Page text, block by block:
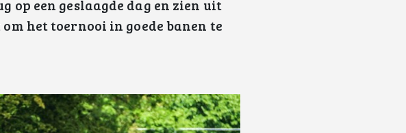
op een geslaagde dag en zien uit
het toernooi in goede banen te